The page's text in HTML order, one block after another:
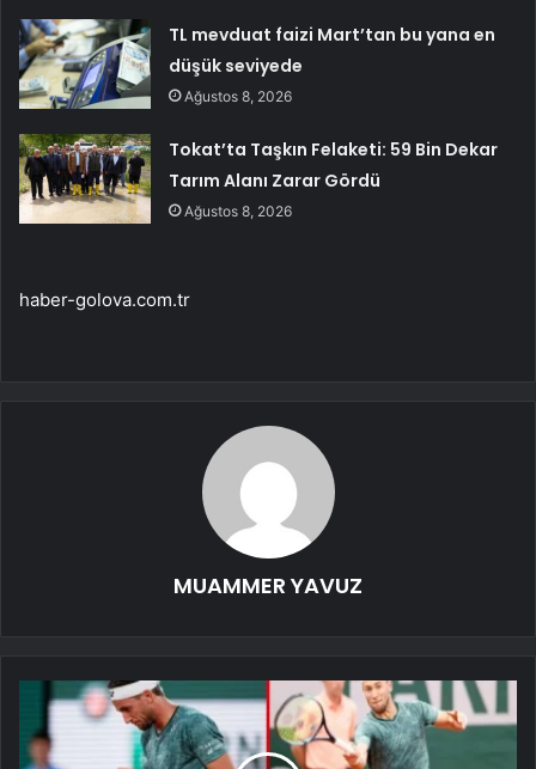
TL mevduat faizi Mart’tan bu yana en
düşük seviyede
Ağustos 8, 2026
Tokat’ta Taşkın Felaketi: 59 Bin Dekar
Tarım Alanı Zarar Gördü
Ağustos 8, 2026
haber-golova.com.tr
MUAMMER YAVUZ